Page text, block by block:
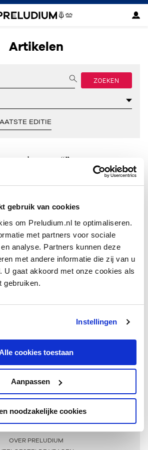
gebruik van cookies
om Preludium.nl te optimaliseren.
met partners voor sociale
analyse. Partners kunnen deze
met andere informatie die zij van u
U gaat akkoord met onze cookies als
gebruiken.
Instellingen
cookies toestaan
Aanpassen
noodzakelijke cookies
Artikelen
ZOEKEN
EDITIE
voor “”.
Meer informatie
OVER PRELUDIUM